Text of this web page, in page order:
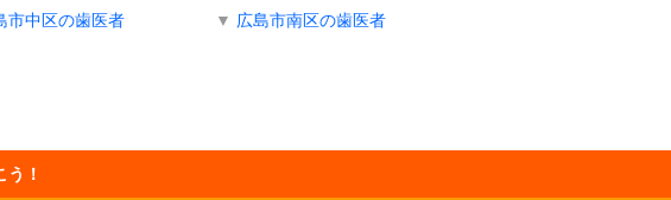
市中区の歯医者 ▼ 広島市南区の歯医者
！